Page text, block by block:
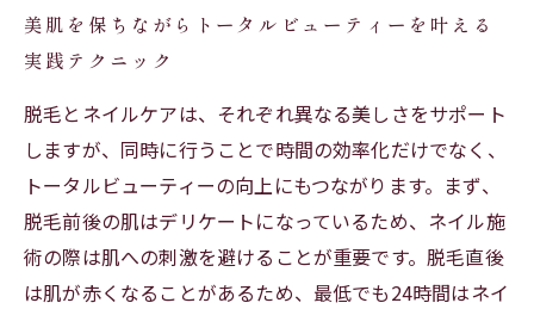
美肌を保ちながらトータルビューティーを叶える
実践テクニック
脱毛とネイルケアは、それぞれ異なる美しさをサポート
しますが、同時に行うことで時間の効率化だけでなく、
トータルビューティーの向上にもつながります。まず、
脱毛前後の肌はデリケートになっているため、ネイル施
術の際は肌への刺激を避けることが重要です。脱毛直後
は肌が赤くなることがあるため、最低でも24時間はネイ